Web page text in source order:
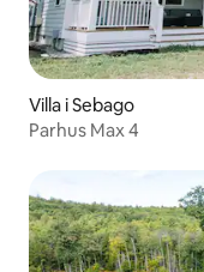
Villa i Sebago
Parhus Max 4